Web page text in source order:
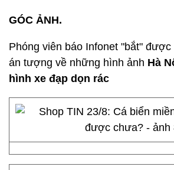
GÓC ẢNH.
Phóng viên báo Infonet "bắt"
án tượng về những hình ảnh Hà
hình xe đạp dọn rác